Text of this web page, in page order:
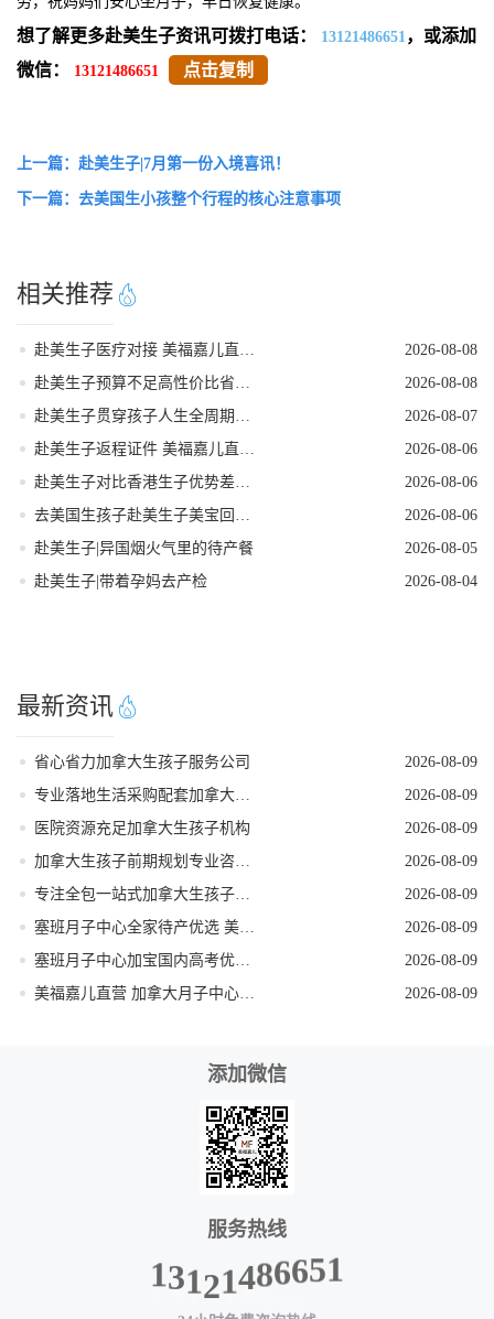
想了解更多赴美生子资讯可拨打电话： 13121486651，或添加
微信：
13121486651 点击复制
上一篇：赴美生子|7月第一份入境喜讯！
下一篇：去美国生小孩整个行程的核心注意事项
相关推荐
赴美生子医疗对接 美福嘉儿直营月子中心
2026-08-08
赴美生子预算不足高性价比省钱落地方案
2026-08-08
赴美生子贯穿孩子人生全周期的身份红利
2026-08-07
赴美生子返程证件 美福嘉儿直营核对清单
2026-08-06
赴美生子对比香港生子优势差距全面分析
2026-08-06
去美国生孩子赴美生子美宝回国落户流程
2026-08-06
赴美生子|异国烟火气里的待产餐
2026-08-05
赴美生子|带着孕妈去产检
2026-08-04
最新资讯
省心省力加拿大生孩子服务公司
2026-08-09
专业落地生活采购配套加拿大生孩子服务机构
2026-08-09
医院资源充足加拿大生孩子机构
2026-08-09
加拿大生孩子前期规划专业咨询机构
2026-08-09
专注全包一站式加拿大生孩子机构
2026-08-09
塞班月子中心全家待产优选 美福嘉儿独栋别墅
2026-08-09
塞班月子中心加宝国内高考优势 美福嘉儿科普
2026-08-09
美福嘉儿直营 加拿大月子中心签证资料优化
2026-08-09
添加微信
服务热线
13121486651